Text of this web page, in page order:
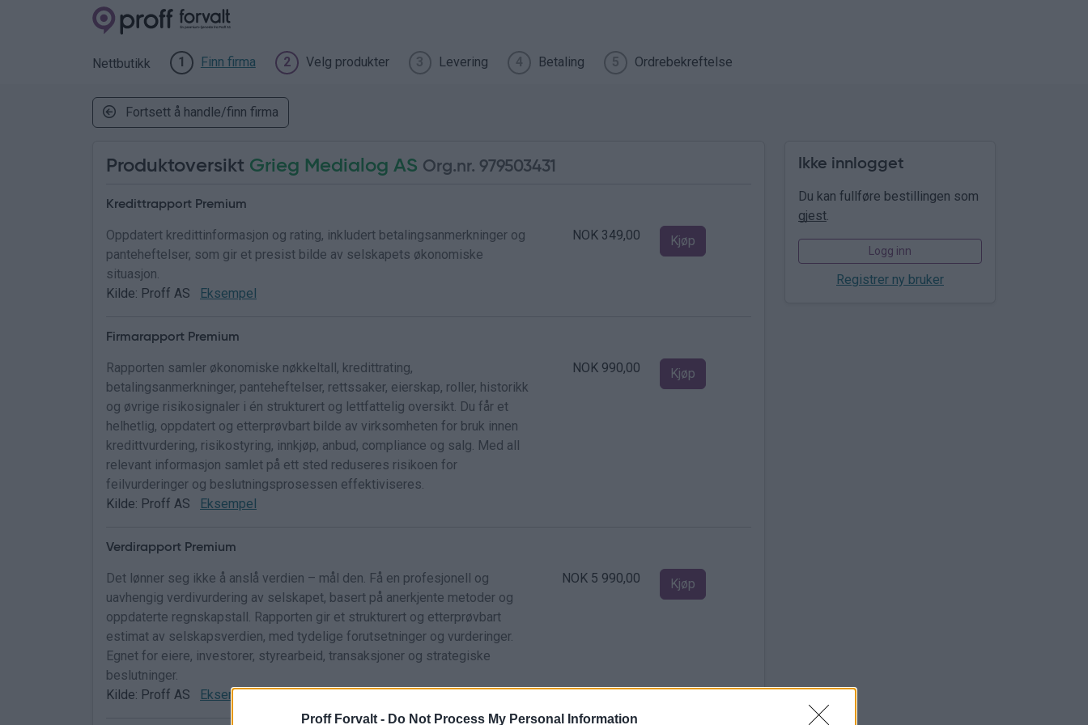
Proff Forvalt - Do Not Process My Personal Information
Nettbutikk 1 Finn firma 2 Velg produkter 3 Levering 4 Betaling 5 Ordrebekreftelse
Fortsett å handle/finn firma
Produktoversikt Grieg Medialog AS Org.nr. 979503431
Kredittrapport Premium
Oppdatert kredittinformasjon og rating, inkludert betalingsanmerkninger og
panteheftelser, som gir et presist bilde av selskapets økonomiske
situasjon.
Kilde: Proff AS
Eksempel
NOK 349,00 Kjøp
Firmarapport Premium
Rapporten samler økonomiske nøkkeltall, kredittrating,
betalingsanmerkninger, panteheftelser, rettssaker, eierskap, roller, historikk
og øvrige risikosignaler i én strukturert og lettfattelig oversikt. Du får et
helhetlig, oppdatert og etterprøvbart bilde av virksomheten for bruk innen
kredittvurdering, risikostyring, innkjøp, anbud, compliance og salg. Med all
relevant informasjon samlet på ett sted reduseres risikoen for
feilvurderinger og beslutningsprosessen effektiviseres.
Kilde: Proff AS
Eksempel
NOK 990,00 Kjøp
Verdirapport Premium
Det lønner seg ikke å anslå verdien – mål den. Få en profesjonell og
uavhengig verdivurdering av selskapet, basert på anerkjente metoder og
oppdaterte regnskapstall. Rapporten gir et strukturert og etterprøvbart
estimat av selskapsverdien, med tydelige forutsetninger og vurderinger.
Egnet for eiere, investorer, styrearbeid, transaksjoner og strategiske
beslutninger.
Kilde: Proff AS
Eksempel
NOK 5 990,00 Kjøp
Ikke innlogget
Du kan fullføre bestillingen som
gjest
Logg inn
Registrer ny bruker